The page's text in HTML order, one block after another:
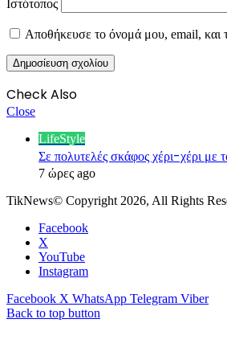
Ιστότοπος
Αποθήκευσε το όνομά μου, email, και
Check Also
Close
LifeStyle
Σε πολυτελές σκάφος χέρι-χέρι
7 ώρες ago
TikNews© Copyright 2026, All Rights
Facebook
X
YouTube
Instagram
Facebook X WhatsApp Telegram Viber
Back to top button